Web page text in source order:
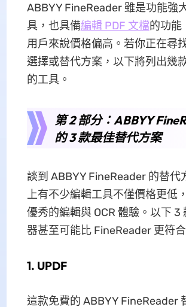
ABBYY FineReader 雖是功能強
具，也具備編輯 PDF 文檔的功能
用戶來說價格偏高。若你正在尋
選擇或替代方案，以下將列出幾
的工具。
第 2 部分：ABBYY
的 3 款最佳替代方案
談到 ABBYY FineReader 的替代
上有不少編輯工具不僅價格更低
優秀的編輯與 OCR 體驗。以下 3
器甚至可能比 FineReader 更符
1. UPDF
這款免費的 ABBYY FineReader